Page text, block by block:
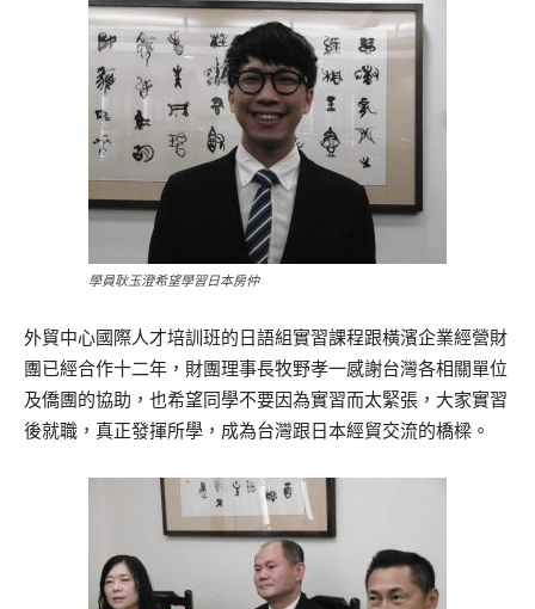
學員耿玉澄希望學習日本房仲
外貿中心國際人才培訓班的日語組實習課程跟橫濱企業經營財
團已經合作十二年，財團理事長牧野孝一感謝台灣各相關單位
及僑團的協助，也希望同學不要因為實習而太緊張，大家實習
後就職，真正發揮所學，成為台灣跟日本經貿交流的橋樑。